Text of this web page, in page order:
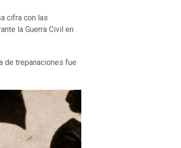
cifra con las
la Guerra Civil en
de trepanaciones fue